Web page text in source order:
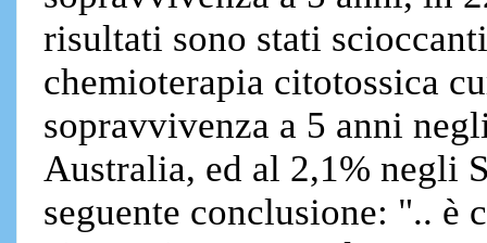
risultati sono stati
chemioterapia citotossica
sopravvivenza a 5 anni
Australia, ed al 2,1% negli
seguente conclusione: ".. è